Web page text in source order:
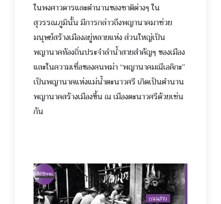
ในพงศาวดารและตำนานของชาติต่างๆ ใน
สุวรรณภูมินั้น มีการกล่าวถึงพญานาคมาช่วย
มนุษย์สร้างเมืองอยู่หลายแห่ง ส่วนใหญ่เป็น
พญานาคท้องถิ่นประจำลำน้ำสายสำคัญๆ ของเมือง
และในความเชื่อของคนพม่า“พญานาคมณีเอคิกะ”
เป็นพญานาคแห่งแม่น้ำตะนาวศรี เกิดเป็นตำนาน
พญานาคสร้างเมืองขึ้น ณ เมืองตะนาวศรีด้วยเช่น
กัน